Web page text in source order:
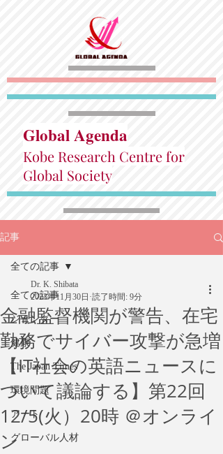
Global Agenda
Kobe Research Centre for
Global Society
記事
全ての記事
ジェンダー
健康
The Japan Times
環境問題
アート
グローバル人材
全ての記事
金融監督機関が警告、在宅
勤務でサイバー攻撃が急増
【IT社会の英語ニュースに
ついて議論する】第22回
12/5(火）20時 ＠オンライ
ン
Dr. K. Shibata
2023年11月30日 読了時間: 9分